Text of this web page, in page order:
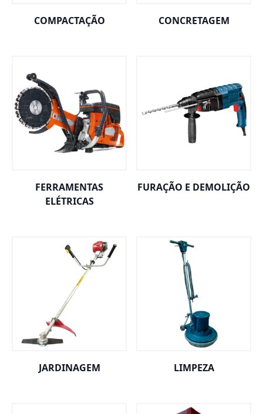
COMPACTAÇÃO CONCRETAGEM
FERRAMENTAS
ELÉTRICAS
FURAÇÃO E DEMOLIÇÃO
JARDINAGEM LIMPEZA